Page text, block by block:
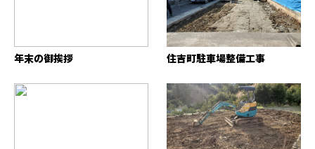
年末の御挨拶 住吉町駐車場整備工事